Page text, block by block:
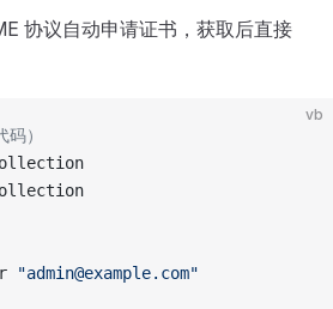
协议自动申请证书，获取后直接
vb
）
"admin@example.com"